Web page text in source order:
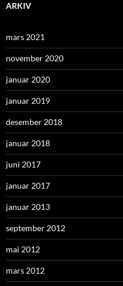
ARKIV
mars 2021
november 2020
januar 2020
januar 2019
desember 2018
januar 2018
juni 2017
januar 2017
januar 2013
september 2012
mai 2012
mars 2012